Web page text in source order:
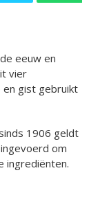
eeuw en
vier
en gist gebruikt
1906 geldt
om
ingrediënten.